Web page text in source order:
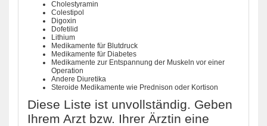
Cholestyramin
Colestipol
Digoxin
Dofetilid
Lithium
Medikamente für Blutdruck
Medikamente für Diabetes
Medikamente zur Entspannung der Muskeln vor einer
Operation
Andere Diuretika
Steroide Medikamente wie Prednison oder Kortison
Diese Liste ist unvollständig. Geben
Ihrem Arzt bzw. Ihrer Ärztin eine